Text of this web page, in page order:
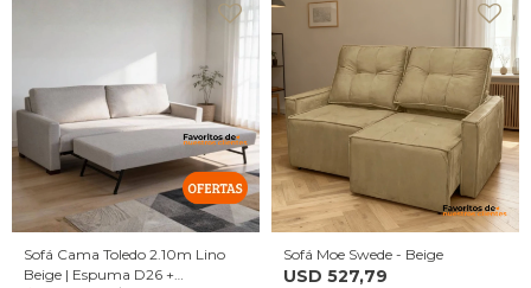
Sofá Cama Toledo 2.10m Lino
Beige | Espuma D26 +
Sofá Moe Swede - Beige
USD 527,79